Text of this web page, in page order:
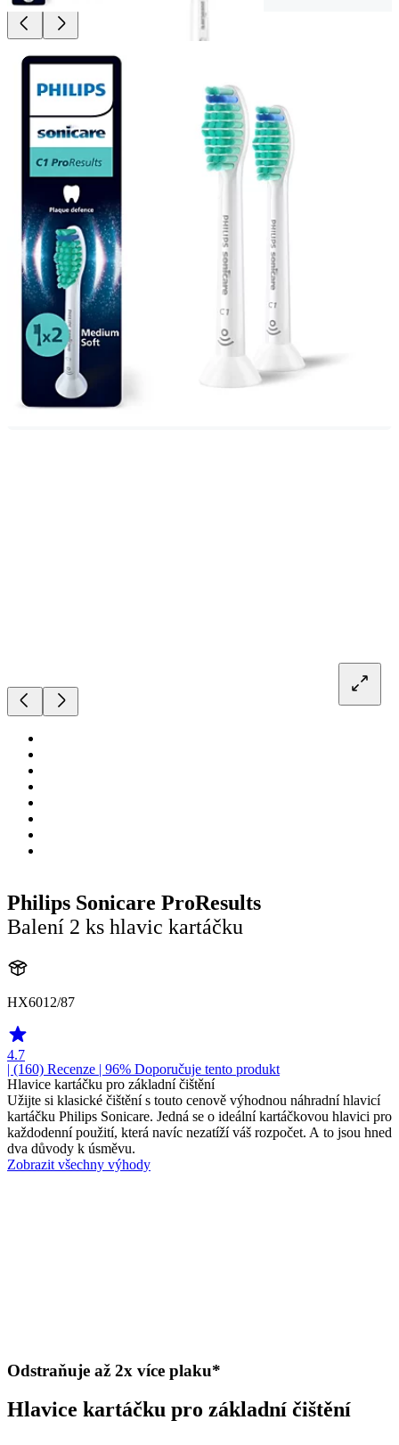
Philips Sonicare ProResults
Balení 2 ks hlavic kartáčku
HX6012/87
4.7
| (160) Recenze | 96% Doporučuje tento produkt
Hlavice kartáčku pro základní čištění
Užijte si klasické čištění s touto cenově výhodnou náhradní hlavicí
kartáčku Philips Sonicare. Jedná se o ideální kartáčkovou hlavici pro
každodenní použití, která navíc nezatíží váš rozpočet. A to jsou hned
dva důvody k úsměvu.
Zobrazit všechny výhody
Odstraňuje až 2x více plaku*
Hlavice kartáčku pro základní čištění